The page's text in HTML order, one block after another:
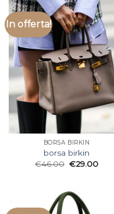
In offerta!
BORSA BIRKIN
borsa birkin
€46.00 €29.00